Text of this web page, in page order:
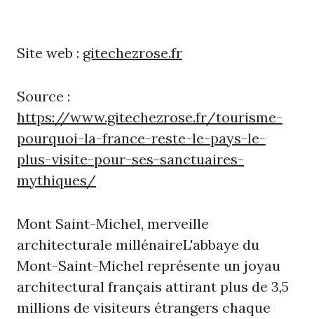
Site web : gitechezrose.fr
Source :
https://www.gitechezrose.fr/tourisme-
pourquoi-la-france-reste-le-pays-le-
plus-visite-pour-ses-sanctuaires-
mythiques/
Mont Saint-Michel, merveille
architecturale millénaireL'abbaye du
Mont-Saint-Michel représente un joyau
architectural français attirant plus de 3,5
millions de visiteurs étrangers chaque